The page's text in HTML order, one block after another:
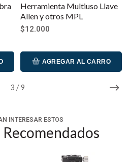
3 / 9
Herramienta Multiuso Llave
Allen y otros MPL
$12.000
AGREGAR AL CARRO
INTERESAR ESTOS